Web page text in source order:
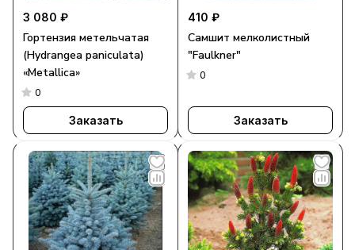
3 080 ₽
Гортензия метельчатая
(Hydrangea paniculata)
«Metallica»
0
Заказать
410 ₽
Самшит мелколистный
"Faulkner"
0
Заказать